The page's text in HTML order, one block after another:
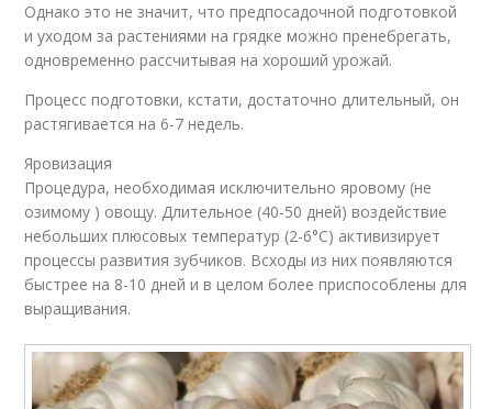
Однако это не значит, что предпосадочной подготовкой
и уходом за растениями на грядке можно пренебрегать,
одновременно рассчитывая на хороший урожай.
Процесс подготовки, кстати, достаточно длительный, он
растягивается на 6-7 недель.
Яровизация
Процедура, необходимая исключительно яровому (не
озимому ) овощу. Длительное (40-50 дней) воздействие
небольших плюсовых температур (2-6°С) активизирует
процессы развития зубчиков. Всходы из них появляются
быстрее на 8-10 дней и в целом более приспособлены для
выращивания.